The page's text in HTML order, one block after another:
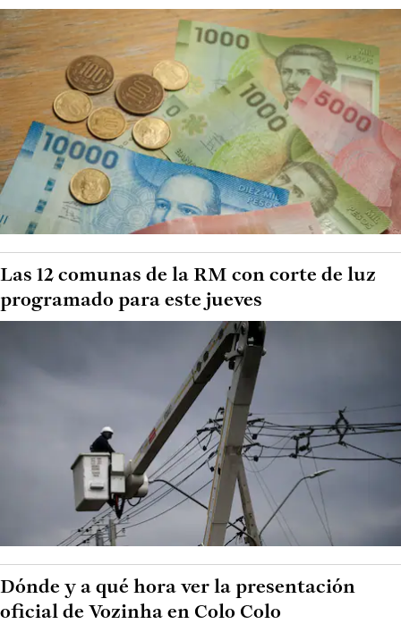
Las 12 comunas de la RM con corte de luz
programado para este jueves
Dónde y a qué hora ver la presentación
oficial de Vozinha en Colo Colo